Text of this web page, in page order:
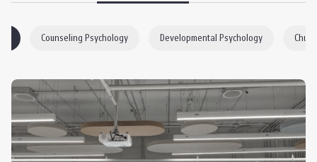
Counseling Psychology Developmental Psychology